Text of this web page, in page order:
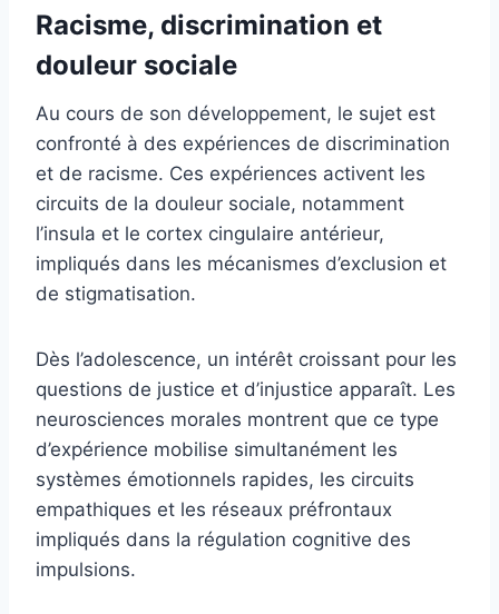
Racisme, discrimination et
douleur sociale
Au cours de son développement, le sujet est
confronté à des expériences de discrimination
et de racisme. Ces expériences activent les
circuits de la douleur sociale, notamment
l’insula et le cortex cingulaire antérieur,
impliqués dans les mécanismes d’exclusion et
de stigmatisation.
Dès l’adolescence, un intérêt croissant pour les
questions de justice et d’injustice apparaît. Les
neurosciences morales montrent que ce type
d’expérience mobilise simultanément les
systèmes émotionnels rapides, les circuits
empathiques et les réseaux préfrontaux
impliqués dans la régulation cognitive des
impulsions.